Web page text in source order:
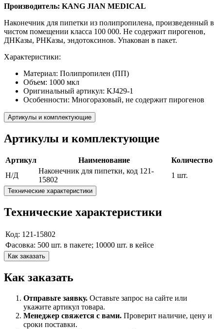
Производитель: KANG JIAN MEDICAL
Наконечник для пипетки из полипропилена, произведенный в
чистом помещении класса 100 000. Не содержит пирогенов,
ДНКазы, РНКазы, эндотоксинов. Упакован в пакет.
Характеристики:
Материал: Полипропилен (ПП)
Объем: 1000 мкл
Оригинальный артикул: KJ429-1
Особенности: Многоразовый, не содержит пирогенов
Артикулы и комплектующие
Артикулы и комплектующие
Артикул Наименование
Количество
Н/Д
Наконечник для пипетки, код 121-
15802
1 шт.
Технические характеристики
Технические характеристики
Код: 121-15802
Фасовка: 500 шт. в пакете; 10000 шт. в кейсе
Как заказать
Как заказать
Отправьте заявку. Оставьте запрос на сайте или
укажите артикул товара.
Менеджер свяжется с вами. Проверит наличие, цену и
сроки поставки.